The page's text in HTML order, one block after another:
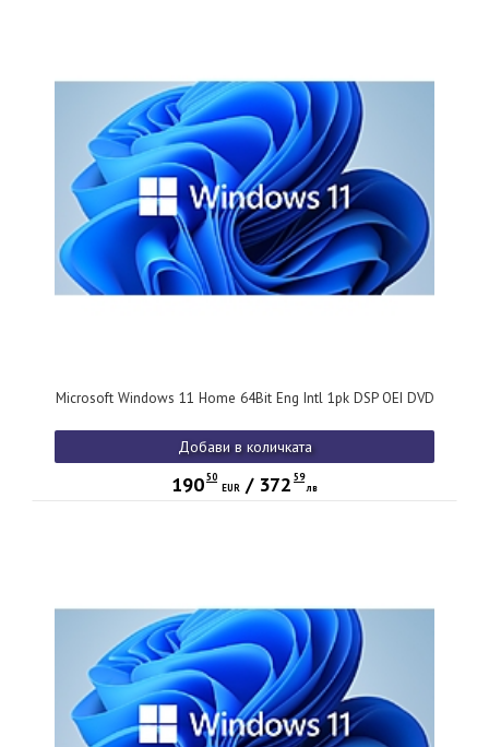
Microsoft Windows 11 Home 64Bit Eng Intl 1pk DSP OEI DVD
Добави в количката
19050
EUR / 372 59
лв